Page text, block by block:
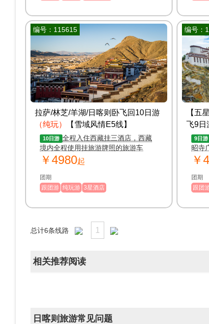
编号：115615
拉萨/林芝/羊湖/日喀则卧飞回10日游
（纯玩）
【雪域风情E5线】
10日游 全程入住西藏挂三酒店，西藏
境内全程使用挂旅游牌照的旅游车
￥4980起
团期
跟团游 纯玩游 3星酒店
编号：
【五
飞9日
9日游
昭寺
藏布
村
措】
圣地
￥
团期
跟团
总计6条线路 1
相关推荐阅读
日喀则旅游常见问题